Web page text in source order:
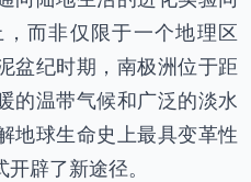
而非仅限于一个地理区
盆纪时期，南极洲位于距
的温带气候和广泛的淡水
地球生命史上最具变革性
辟了新途径。